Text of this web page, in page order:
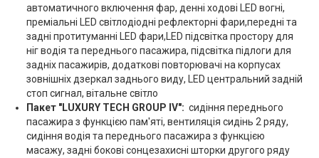
автоматичного включення фар, денні ходові LED вогні,
преміальні LED світлодіодні рефлекторні фари,передні та
задні протитуманні LED фари,LED підсвітка простору для
ніг водія та переднього пасажира, підсвітка підлоги для
задніх пасажирів, додаткові повторювачі на корпусах
зовнішніх дзеркал заднього виду, LED центральний задній
стоп сигнал, вітальне світло
Пакет "LUXURY TECH GROUP IV": сидіння переднього
пасажира з функцією пам'яті, вентиляція сидінь 2 ряду,
сидіння водія та переднього пасажира з функцією
масажу, задні бокові сонцезахисні шторки другого ряду